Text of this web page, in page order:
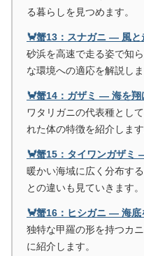
る暮らしを見つめます。
🦀蟹13：スナガニ ― 風
砂浜を高速で走る姿で知
な環境への適応を解説しま
🦀蟹14：ガザミ ― 海を
ワタリガニの代表種とし
れた体の特徴を紹介します
🦀蟹15：タイワンガザ
暖かい海域に広く分布す
との違いも見ていきます。
🦀蟹16：ヒシガニ ― 海
独特な甲羅の形を持つカ
に紹介します。